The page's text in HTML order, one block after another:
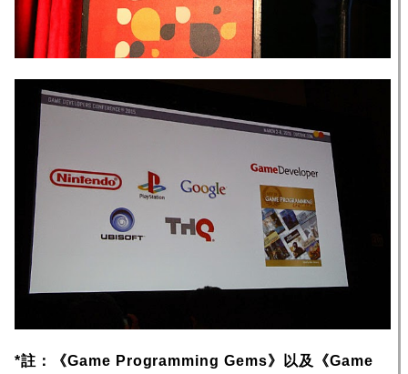
*註：《Game Programming Gems》以及《Game